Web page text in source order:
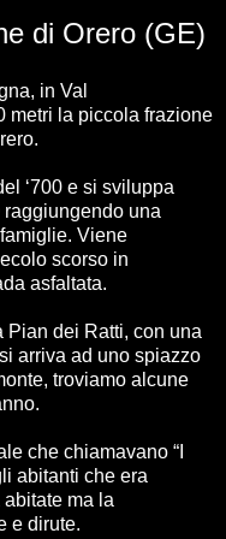
di Orero (GE)
in Val
metri la piccola frazione
‘700 e si sviluppa
una
Viene
scorso in
asfaltata.
Pian dei Ratti, con una
arriva ad uno spiazzo
troviamo alcune
che chiamavano “I
abitanti che era
ma la
e dirute.